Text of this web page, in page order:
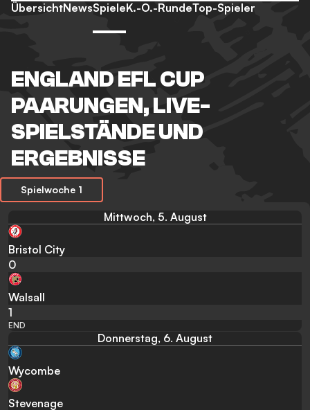
ÜbersichtNewsSpieleK.-O.-RundeTop-Spieler
ENGLAND EFL CUP
PAARUNGEN, LIVE-
SPIELSTÄNDE UND
ERGEBNISSE
Spielwoche 1
Mittwoch, 5. August
Bristol City
0
Walsall
1
END
Donnerstag, 6. August
Wycombe
Stevenage